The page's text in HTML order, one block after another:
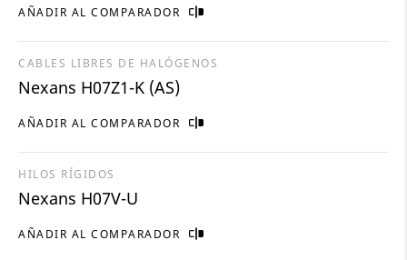
AÑADIR AL COMPARADOR
AÑADIR AL COMPARADOR
CABLES LIBRES DE HALÓGENOS
Nexans H07Z1-K (AS)
AÑADIR AL COMPARADOR
HILOS RÍGIDOS
Nexans H07V-U